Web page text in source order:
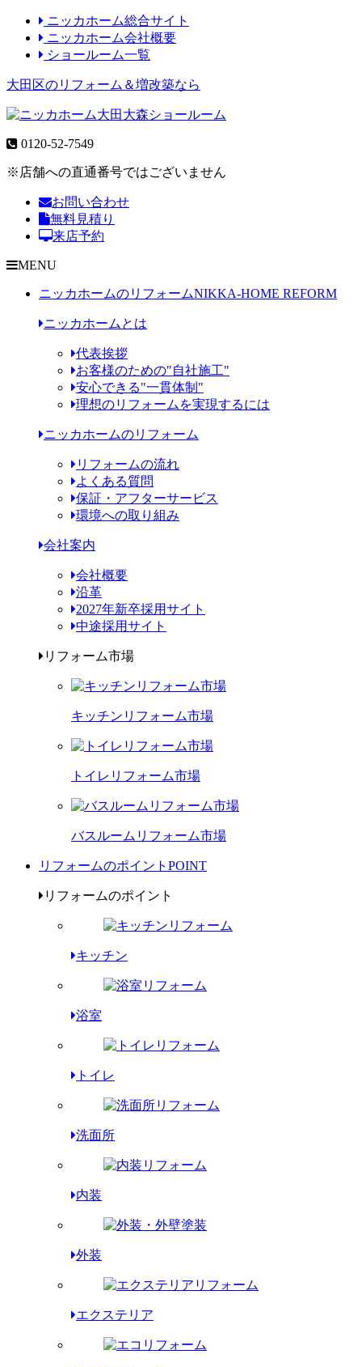
ニッカホーム総合サイト
ニッカホーム会社概要
ショールーム一覧
大田区のリフォーム＆増改築なら
0120-52-7549
※店舗への直通番号ではございません
お問い合わせ
無料見積り
来店予約
MENU
ニッカホームのリフォームNIKKA-HOME REFORM
ニッカホームとは
代表挨拶
お客様のための"自社施工"
安心できる"一貫体制"
理想のリフォームを実現するには
ニッカホームのリフォーム
リフォームの流れ
よくある質問
保証・アフターサービス
環境への取り組み
会社案内
会社概要
沿革
2027年新卒採用サイト
中途採用サイト
リフォーム市場
キッチンリフォーム市場
トイレリフォーム市場
バスルームリフォーム市場
リフォームのポイント POINT
リフォームのポイント
キッチン
浴室
トイレ
洗面所
内装
外装
エクステリア